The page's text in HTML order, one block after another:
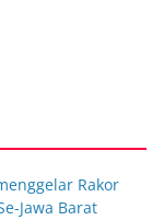
Rakor
Jawa Barat